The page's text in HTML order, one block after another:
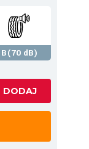
B(70 dB)